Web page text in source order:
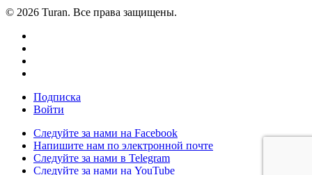
© 2026 Turan. Все права защищены.
Подписка
Войти
Следуйте за нами на Facebook
Напишите нам по электронной почте
Следуйте за нами в Telegram
Следуйте за нами на YouTube